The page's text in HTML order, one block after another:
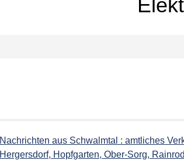
Nachrichten aus Schwalmtal : amtliches
Hergersdorf, Hopfgarten, Ober-Sorg,